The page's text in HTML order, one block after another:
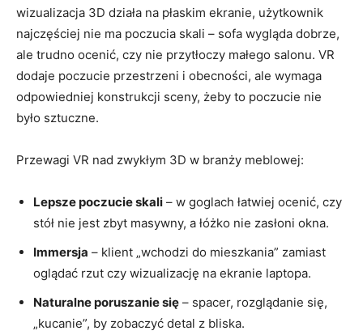
wizualizacja 3D działa na płaskim ekranie, użytkownik
najczęściej nie ma poczucia skali – sofa wygląda dobrze,
ale trudno ocenić, czy nie przytłoczy małego salonu. VR
dodaje poczucie przestrzeni i obecności, ale wymaga
odpowiedniej konstrukcji sceny, żeby to poczucie nie
było sztuczne.
Przewagi VR nad zwykłym 3D w branży meblowej:
Lepsze poczucie skali – w goglach łatwiej ocenić, czy
stół nie jest zbyt masywny, a łóżko nie zasłoni okna.
Immersja – klient „wchodzi do mieszkania” zamiast
oglądać rzut czy wizualizację na ekranie laptopa.
Naturalne poruszanie się – spacer, rozglądanie się,
„kucanie”, by zobaczyć detal z bliska.